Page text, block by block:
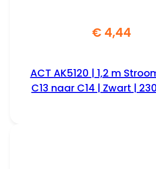
€4,44
ACT AK5120 | 1,2 m
C13 naar C14 | Zwart |